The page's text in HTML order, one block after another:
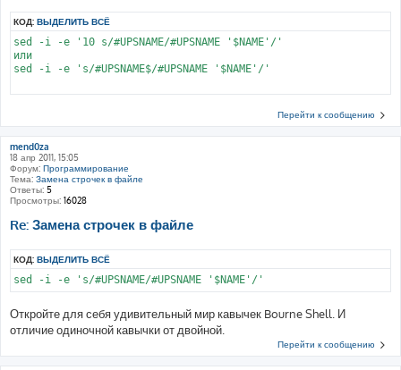
КОД: ВЫДЕЛИТЬ ВСЁ
sed -i -e '10 s/#UPSNAME/#UPSNAME '$NAME'/'
или
sed -i -e 's/#UPSNAME$/#UPSNAME '$NAME'/'
Перейти к сообщению
mend0za
18 апр 2011, 15:05
Форум: Программирование
Тема: Замена строчек в файле
Ответы: 5
Просмотры: 16028
Re: Замена строчек в файле
КОД: ВЫДЕЛИТЬ ВСЁ
Откройте для себя удивительный мир кавычек Bourne Shell. И
отличие одиночной кавычки от двойной.
Перейти к сообщению